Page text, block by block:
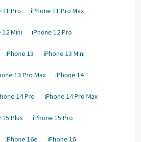
11 Pro iPhone 11 Pro Max
Mini iPhone 12 Pro
iPhone 13 iPhone 13 Mini
13 Pro Max iPhone 14
14 Pro iPhone 14 Pro Max
15 Plus iPhone 15 Pro
iPhone 16e iPhone 16